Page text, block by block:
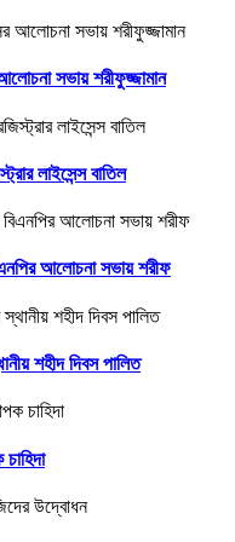
সভায় শরীফুজ্জামান
লাইসেন্স বাতিল
আলোচনা সভায় শরীফ
শহীদ দিবস পালিত